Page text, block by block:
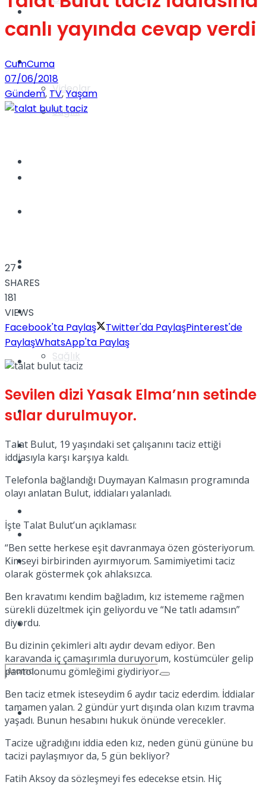
Videolar
Sağlık
TV
Dünya
Türkiye
Gündem
Yaşam
Sağlık
Türkiye
Müzik
Sinema
Tatil
Podcast
No Result
canlı yayında cevap verdi
CumCuma
07/06/2018
Gündem, TV,Yaşam
27
SHARES
181
VIEWS
Facebook'ta Paylaş
Twitter'da PaylaşPinterest'de
PaylaşWhatsApp'ta Paylaş
Sevilen dizi Yasak Elma’nın setinde
sular durulmuyor.
Talat Bulut, 19 yaşındaki set çalışanını taciz ettiği
iddiasıyla karşı karşıya kaldı.
Telefonla bağlandığı Duymayan Kalmasın programında
olayı anlatan Bulut, iddiaları yalanladı.
İşte Talat Bulut’un açıklaması:
“Ben sette herkese eşit davranmaya özen gösteriyorum.
Kimseyi birbirinden ayırmıyorum. Samimiyetimi taciz
olarak göstermek çok ahlaksızca.
Ben kravatımı kendim bağladım, kız istememe rağmen
sürekli düzeltmek için geliyordu ve “Ne tatlı adamsın”
diyordu.
Bu dizinin çekimleri altı aydır devam ediyor. Ben
karavanda iç çamaşırımla duruyorum, kostümcüler gelip
pantolonumu gömleğimi giydiriyor.
Ben taciz etmek isteseydim 6 aydır taciz ederdim. İddialar
tamamen yalan. 2 gündür yurt dışında olan kızım travma
yaşadı. Bunun hesabını hukuk önünde verecekler.
Tacize uğradığını iddia eden kız, neden günü gününe bu
tacizi paylaşmıyor da, 5 gün bekliyor?
Fatih Aksoy da sözleşmeyi fes edecekse etsin. Hiç